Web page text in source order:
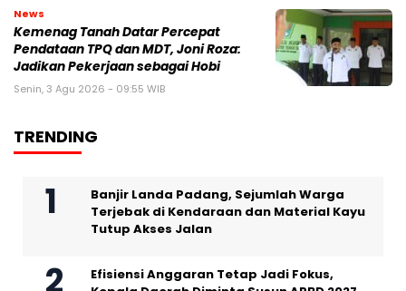
News
Kemenag Tanah Datar Percepat
Pendataan TPQ dan MDT, Joni Roza:
Jadikan Pekerjaan sebagai Hobi
Senin, 3 Agu 2026 - 09:55 WIB
TRENDING
Banjir Landa Padang, Sejumlah Warga
Terjebak di Kendaraan dan Material Kayu
Tutup Akses Jalan
Efisiensi Anggaran Tetap Jadi Fokus,